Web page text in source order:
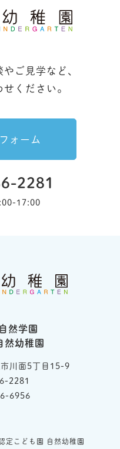
ご見学など、
ください。
ォーム
2281
17:00
然学園
然幼稚園
川面5丁目15-9
2281
6956
定こども園 自然幼稚園